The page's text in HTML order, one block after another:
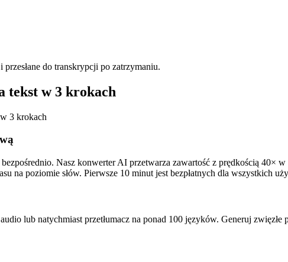
do transkrypcji po zatrzymaniu.
tekst w 3 krokach
3 krokach
Nasz konwerter AI przetwarza zawartość z prędkością 40×
na poziomie słów. Pierwsze 10 minut jest bezpłatnych dla wszystkich
lub natychmiast przetłumacz na ponad 100 języków. Generuj